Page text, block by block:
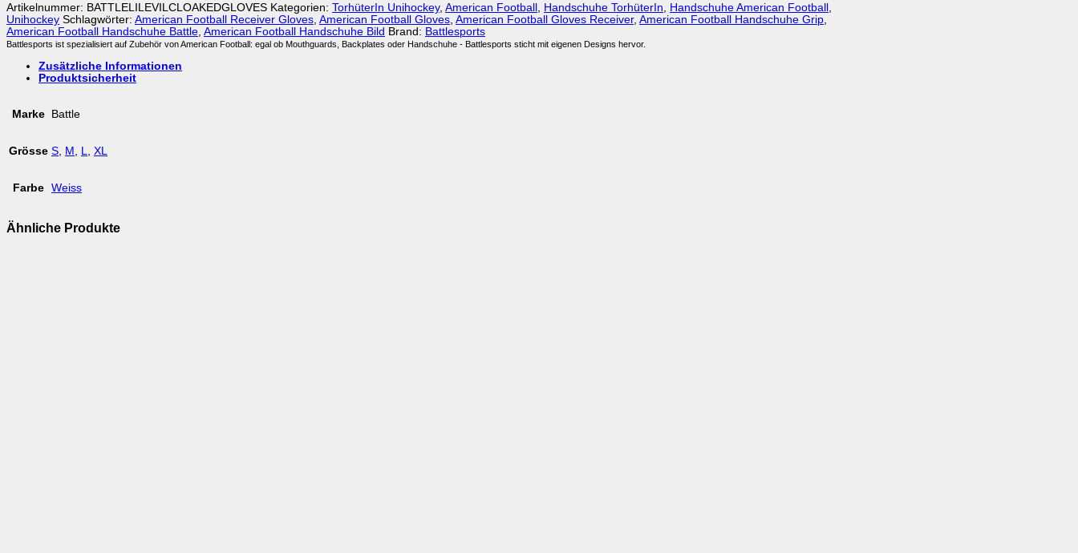
Artikelnummer: BATTLELILEVILCLOAKEDGLOVES Kategorien: TorhüterIn Unihockey, American Football Handschuhe TorhüterIn Handschuhe American Football
Unihockey Schlagwörter: American Football Receiver Gloves American Football Gloves American Football Gloves Receiver, American Football Handschuhe Grip
American Football Handschuhe Battle American Football Handschuhe Bild Brand: Battlesports
Battlesports ist spezialisiert auf Zubehör von American Football: egal ob Mouthguards, Backplates oder Handschuhe - Battlesports sticht mit eigenen Designs hervor.
Zusätzliche Informationen
Produktsicherheit
Marke Battle
Grösse S, M , L, XL
Farbe Weiss
Ähnliche Produkte